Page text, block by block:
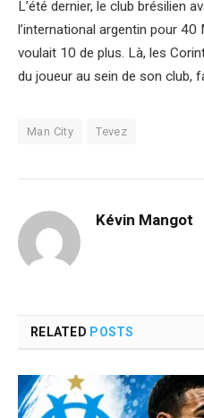
L’été dernier, le club brésilien
l’international argentin pour
voulait 10 de plus. Là, les
du joueur au sein de son club,
Man City Tevez
Kévin Mangot
RELATED POSTS